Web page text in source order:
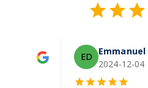
ED Emmanuel De Vezin
2024-12-04